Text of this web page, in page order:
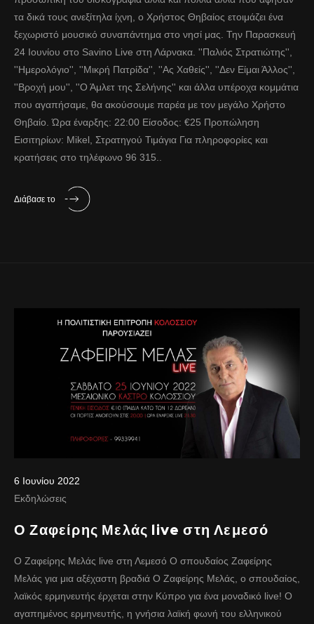
τα δικά τους ανεξίτηλα ίχνη, ο Χρήστος Θηβαίος ετοιμάζει ένα
ξεχωριστό μουσικό συναπάντημα στο νησί μας. Την Παρασκευή
24 Ιουνίου στο Savino Live στη Λάρνακα. ''Παλιός Στρατιώτης'',
''Ημερολόγιο'', ''Μικρή Πατρίδα'', ''Ας Χαθείς'', ''Δεν Είμαι Άλλος'',
''Βροχή μου'', ''Ο Άμλετ της Σελήνης'' και άλλα υπέροχα κομμάτια
που αγαπήσαμε, θα ακούσουμε παρέα με τον μεγάλο Χρήστο
Θηβαίο. Ώρα έναρξης: 22:00 Είσοδος: €25 Προπώληση
Εισιτηρίων: Mikel, Στρατηγού Τιμάγια Για πληροφορίες και
κρατήσεις στο τηλέφωνο 96 315..
Διάβασε το
6 Ιουνίου 2022
Εκδηλώσεις
Ο Ζαφείρης Μελάς live στη Λεμεσό
Ο Ζαφείρης Μελάς live στη Λεμεσό Ο σπουδαίος Ζαφείρης
Μελάς για μια αξέχαστη βραδιά Ο Ζαφείρης Μελάς, ο σπουδαίος,
λαϊκός ερμηνευτής έρχεται στην Κύπρο για ένα μοναδικό live! Ο
αγαπημένος ερμηνευτής, η γνήσια λαϊκή φωνή του ελληνικού